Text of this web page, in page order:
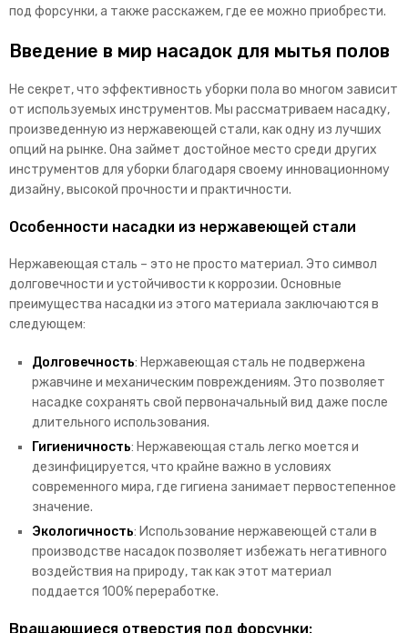
под форсунки, а также расскажем, где ее можно приобрести.
Введение в мир насадок для мытья полов
Не секрет, что эффективность уборки пола во многом зависит
от используемых инструментов. Мы рассматриваем насадку,
произведенную из нержавеющей стали, как одну из лучших
опций на рынке. Она займет достойное место среди других
инструментов для уборки благодаря своему инновационному
дизайну, высокой прочности и практичности.
Особенности насадки из нержавеющей стали
Нержавеющая сталь – это не просто материал. Это символ
долговечности и устойчивости к коррозии. Основные
преимущества насадки из этого материала заключаются в
следующем:
Долговечность: Нержавеющая сталь не подвержена
ржавчине и механическим повреждениям. Это позволяет
насадке сохранять свой первоначальный вид даже после
длительного использования.
Гигиеничность: Нержавеющая сталь легко моется и
дезинфицируется, что крайне важно в условиях
современного мира, где гигиена занимает первостепенное
значение.
Экологичность: Использование нержавеющей стали в
производстве насадок позволяет избежать негативного
воздействия на природу, так как этот материал
поддается 100% переработке.
Вращающиеся отверстия под форсунки: